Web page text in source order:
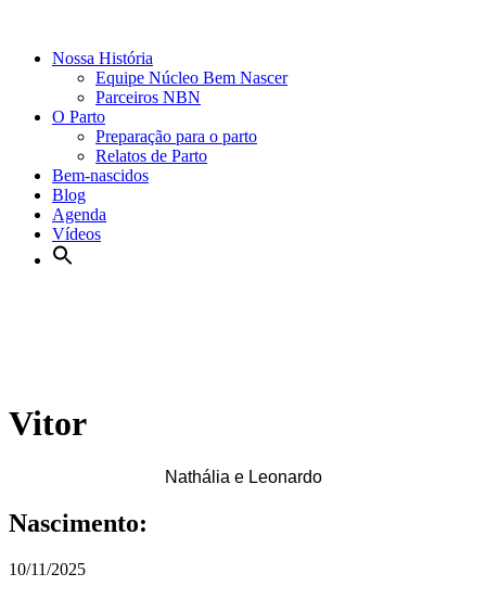
Nossa História
Equipe Núcleo Bem Nascer
Parceiros NBN
O Parto
Preparação para o parto
Relatos de Parto
Bem-nascidos
Blog
Agenda
Vídeos
Vitor
Nathália e Leonardo
Nascimento:
10/11/2025